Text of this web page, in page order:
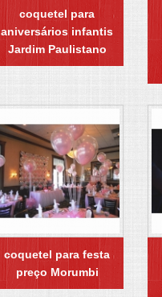
coquetel para
aniversários infantis
Jardim Paulistano
coquetel para festa
preço Morumbi